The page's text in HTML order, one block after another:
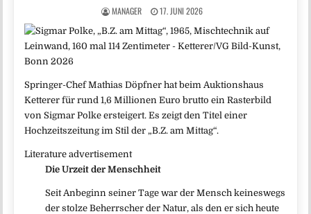
MANAGER 17. JUNI 2026
Springer-Chef Mathias Döpfner hat beim Auktionshaus
Ketterer für rund 1,6 Millionen Euro brutto ein Rasterbild
von Sigmar Polke ersteigert. Es zeigt den Titel einer
Hochzeitszeitung im Stil der „B.Z. am Mittag“.
Literature advertisement
Die Urzeit der Menschheit
Seit Anbeginn seiner Tage war der Mensch keineswegs
der stolze Beherrscher der Natur, als den er sich heute